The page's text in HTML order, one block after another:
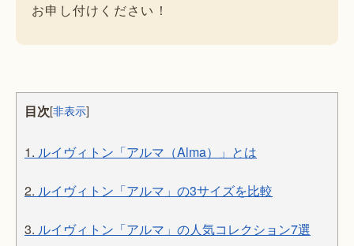
お申し付けください！
目次[非表示]
1. ルイヴィトン「アルマ（Alma）」とは
2. ルイヴィトン「アルマ」の3サイズを比較
3. ルイヴィトン「アルマ」の人気コレクション7選